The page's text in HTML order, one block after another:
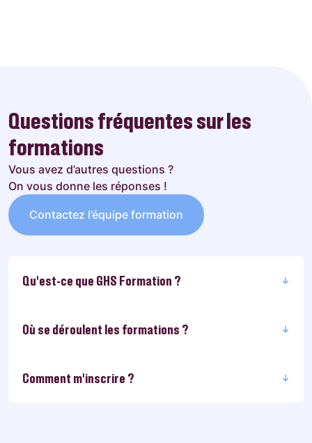
Questions fréquentes sur les
formations
Vous avez d’autres questions ?
On vous donne les réponses !
Contactez l’équipe formation
Qu'est-ce que GHS Formation ?
Où se déroulent les formations ?
Comment m’inscrire ?